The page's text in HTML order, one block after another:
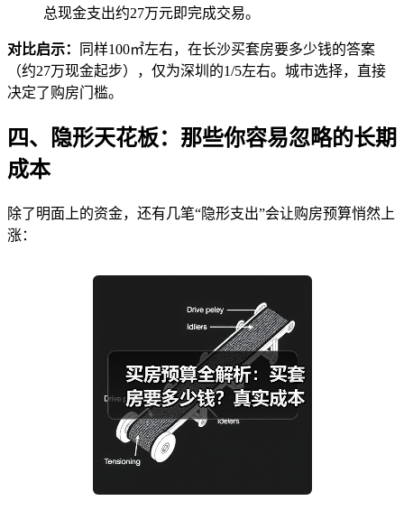
总现金支出约27万元即完成交易。
对比启示：
同样100㎡左右，在长沙买套房要多少钱的答案
（约27万现金起步），仅为深圳的1/5左右。城市选择，直接
决定了购房门槛。
四、隐形天花板：那些你容易忽略的长期
成本
除了明面上的资金，还有几笔“隐形支出”会让购房预算悄然上
涨：